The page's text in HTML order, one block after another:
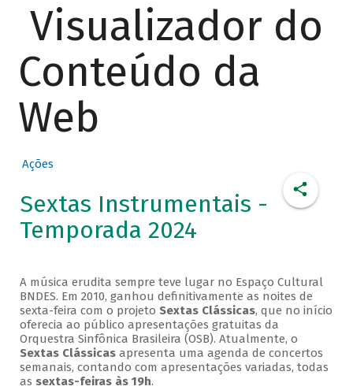
Visualizador do
Conteúdo da
Web
Ações
Sextas Instrumentais -
Temporada 2024
A música erudita sempre teve lugar no Espaço Cultural
BNDES. Em 2010, ganhou definitivamente as noites de
sexta-feira com o projeto Sextas Clássicas, que no início
oferecia ao público apresentações gratuitas da
Orquestra Sinfônica Brasileira (OSB). Atualmente, o
Sextas Clássicasapresenta uma agenda de concertos
semanais, contando com apresentações variadas, todas
as sextas-feiras às 19h.